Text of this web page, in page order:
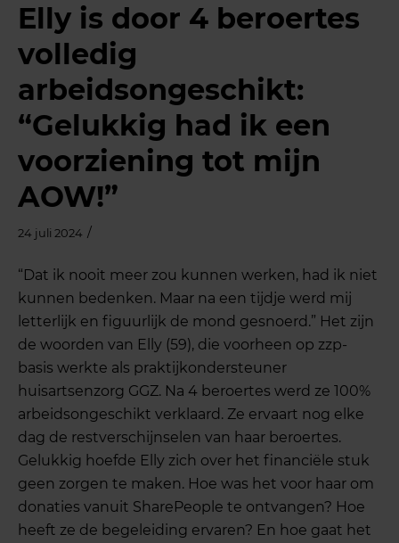
Elly is door 4 beroertes
volledig
arbeidsongeschikt:
“Gelukkig had ik een
voorziening tot mijn
AOW!”
24 juli 2024 /
“Dat ik nooit meer zou kunnen werken, had ik niet
kunnen bedenken. Maar na een tijdje werd mij
letterlijk en figuurlijk de mond gesnoerd.” Het zijn
de woorden van Elly (59), die voorheen op zzp-
basis werkte als praktijkondersteuner
huisartsenzorg GGZ. Na 4 beroertes werd ze 100%
arbeidsongeschikt verklaard. Ze ervaart nog elke
dag de restverschijnselen van haar beroertes.
Gelukkig hoefde Elly zich over het financiële stuk
geen zorgen te maken. Hoe was het voor haar om
donaties vanuit SharePeople te ontvangen? Hoe
heeft ze de begeleiding ervaren? En hoe gaat het